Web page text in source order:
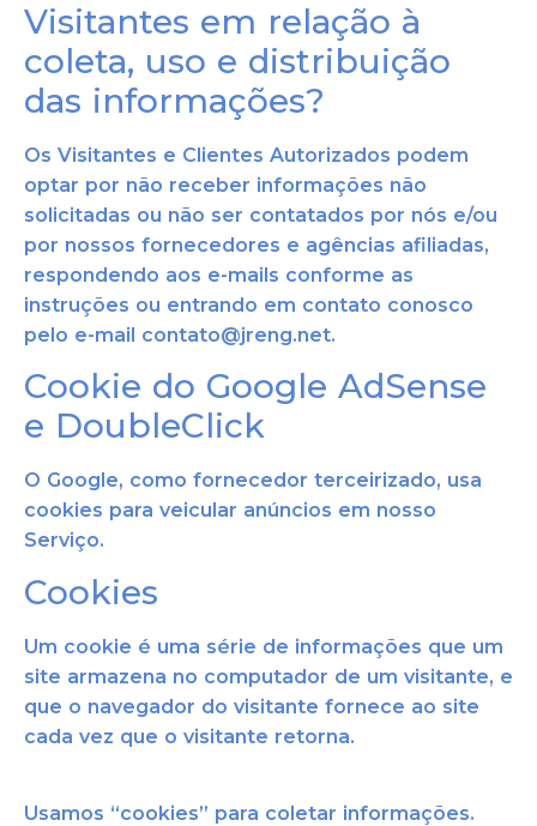
Visitantes em relação à
coleta, uso e distribuição
das informações?
Os Visitantes e Clientes Autorizados podem
optar por não receber informações não
solicitadas ou não ser contatados por nós e/ou
por nossos fornecedores e agências afiliadas,
respondendo aos e-mails conforme as
instruções ou entrando em contato conosco
pelo e-mail contato@jreng.net.
Cookie do Google AdSense
e DoubleClick
O Google, como fornecedor terceirizado, usa
cookies para veicular anúncios em nosso
Serviço.
Cookies
Um cookie é uma série de informações que um
site armazena no computador de um visitante, e
que o navegador do visitante fornece ao site
cada vez que o visitante retorna.
Usamos “cookies” para coletar informações.